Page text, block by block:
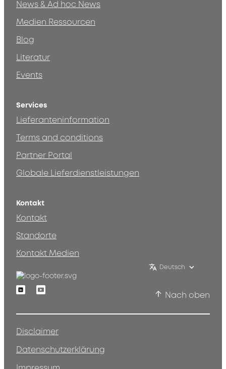
News & Ad hoc News
Medien Ressourcen
Blog
Literatur
Events
Services
Lieferanteninformation
Terms and conditions
Partner Portal
Globale Lieferdienstleistungen
Kontakt
Kontakt
Standorte
Kontakt Medien
Deutsch
LinkedinYoutube
Nach oben
Disclaimer
Datenschutzerklärung